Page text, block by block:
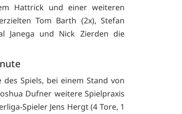
Hattrick und einer weiteren
Tom Barth (2x), Stefan
Janega und Nick Zierden die
Spiels, bei einem Stand von
Dufner weitere Spielpraxis
Spieler Jens Hergt (4 Tore, 1